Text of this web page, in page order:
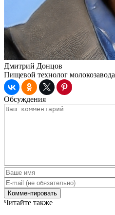
Дмитрий Донцов
Пищевой технолог молокозавода
Обсуждения
Читайте также